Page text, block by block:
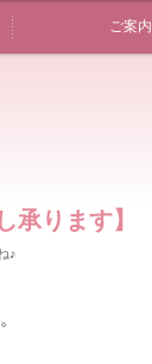
ご案内
承ります】
♪